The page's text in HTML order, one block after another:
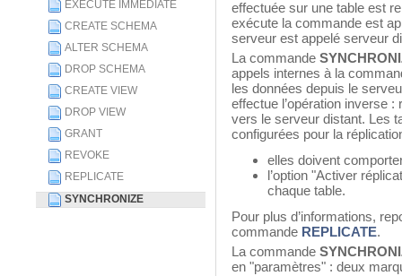
EXECUTE IMMEDIATE
CREATE SCHEMA
ALTER SCHEMA
DROP SCHEMA
CREATE VIEW
DROP VIEW
GRANT
REVOKE
REPLICATE
SYNCHRONIZE
effectuée sur une table est
exécute la commande est
serveur est appelé serveur
La commande
appels internes à la
les données depuis le
effectue l’opération inverse
vers le serveur distant. Les
configurées pour la
elles doivent
l’option "Activer
chaque table.
Pour plus d’informations,
commande REPLICATE.
La commande
en "paramètres" : deux